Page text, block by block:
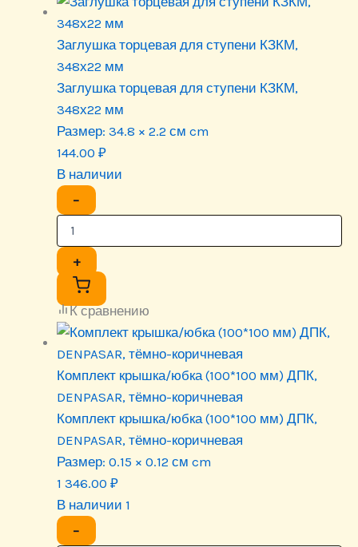
Заглушка торцевая для ступени КЗКМ,
348х22 мм
Заглушка торцевая для ступени КЗКМ,
348х22 мм
Размер: 34.8 × 2.2 см cm
144.00 ₽
В наличии
−
+
К сравнению
Комплект крышка/юбка (100*100 мм) ДПК,
DENPASAR, тёмно-коричневая
Комплект крышка/юбка (100*100 мм) ДПК,
DENPASAR, тёмно-коричневая
Размер: 0.15 × 0.12 см cm
1 346.00 ₽
В наличии 1
−